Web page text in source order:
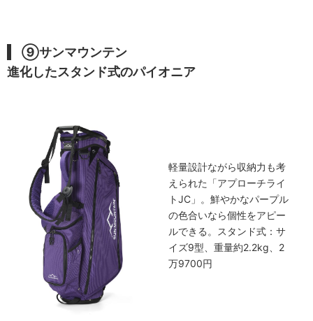
⑨サンマウンテン
進化したスタンド式のパイオニア
軽量設計ながら収納力も考
えられた「アプローチライ
トJC」。鮮やかなパープル
の色合いなら個性をアピー
ルできる。スタンド式：サ
イズ9型、重量約2.2kg、2
万9700円